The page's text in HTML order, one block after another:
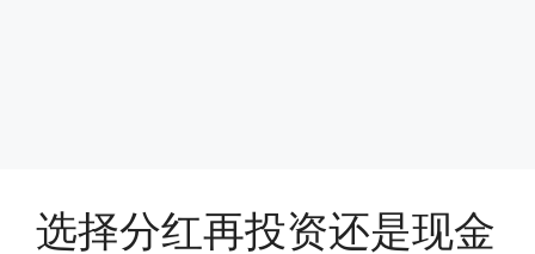
选择分红再投资还是现金